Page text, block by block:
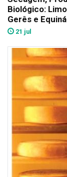
Biológico:
Gerês e
21 jul